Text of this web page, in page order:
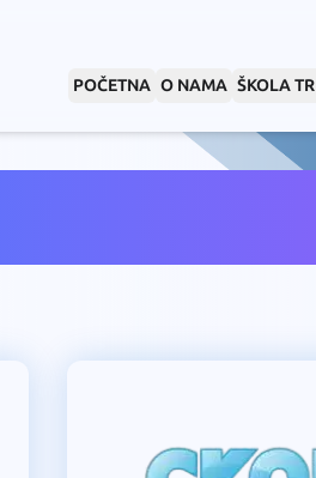
POČETNA O NAMA ŠKOLA